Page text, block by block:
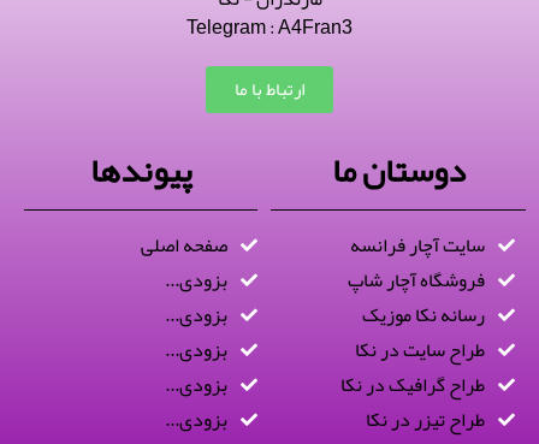
Telegram : A4Fran3
ارتباط با ما
دوستان ما
سایت آچار فرانسه
فروشگاه آچار شاپ
رسانه نکا موزیک
طراح سایت در نکا
طراح گرافیک در نکا
طراح تیزر در نکا
پیوندها
صفحه اصلی
بزودی...
بزودی...
بزودی...
بزودی...
بزودی...